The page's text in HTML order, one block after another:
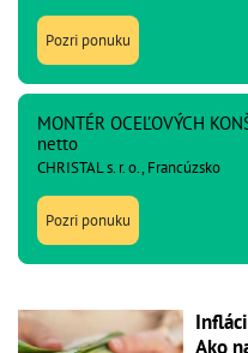
Pozri ponuku
MONTÉR OCEĽOVÝCH
netto
CHRISTAL s. r. o., Francúzsko
Pozri ponuku
Ako